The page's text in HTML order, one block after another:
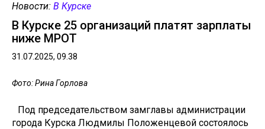
Новости: В Курске
В Курске 25 организаций платят зарплаты
ниже МРОТ
31.07.2025, 09.38
Фото: Рина Горлова
Под председательством замглавы администрации
города Курска Людмилы Положенцевой состоялось